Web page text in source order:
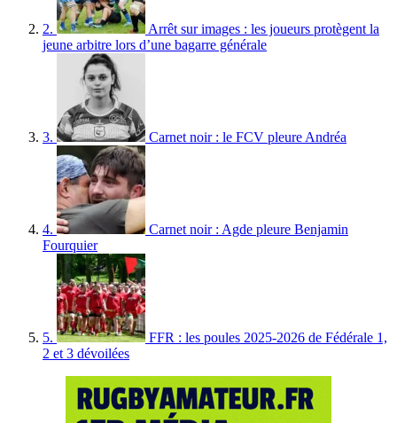
2.
Arrêt sur images : les joueurs protègent la
jeune arbitre lors d’une bagarre générale
3. Carnet noir : le FCV pleure Andréa
4.
Carnet noir : Agde pleure Benjamin
Fourquier
5.
FFR : les poules 2025-2026 de Fédérale 1,
2 et 3 dévoilées